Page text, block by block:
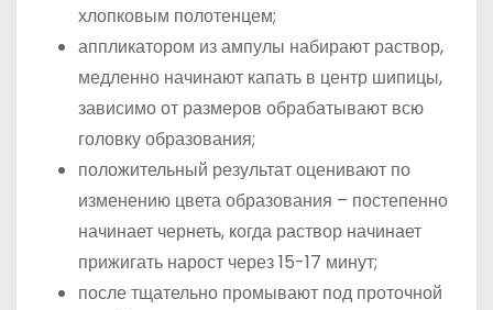
хлопковым полотенцем;
аппликатором из ампулы набирают раствор,
медленно начинают капать в центр шипицы,
зависимо от размеров обрабатывают всю
головку образования;
положительный результат оценивают по
изменению цвета образования – постепенно
начинает чернеть, когда раствор начинает
прижигать нарост через 15-17 минут;
после тщательно промывают под проточной